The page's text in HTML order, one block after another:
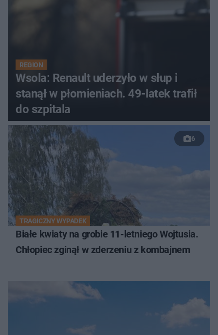
REGION
Wsola: Renault uderzyło w słup i
stanął w płomieniach. 49-latek trafił
do szpitala
6
TRAGICZNY WYPADEK
Białe kwiaty na grobie 11-letniego Wojtusia.
Chłopiec zginął w zderzeniu z kombajnem